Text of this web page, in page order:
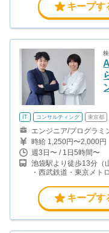
キープす
IT コンサルティング 東京都
エンジニア/プログラミ
時給 1,250円〜2,000円
週3日〜 / 1日5時間〜
池袋駅より徒歩13分（
・西武鉄道・東京メトロ
キープす